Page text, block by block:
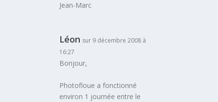
Jean-Marc
Léon sur 9 décembre 2008 à
16:27
Bonjour,
Photofloue a fonctionné
environ 1 journée entre le